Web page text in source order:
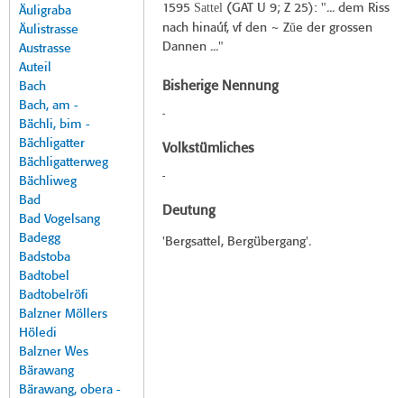
Äuligraba
Äulistrasse
Austrasse
Auteil
Bach
Bach, am -
Bächli, bim -
Bächligatter
Bächligatterweg
Bächliweg
Bad
Bad Vogelsang
Badegg
Badstoba
Badtobel
Badtobelröfi
Balzner Möllers
Höledi
Balzner Wes
Bärawang
Bärawang, obera -
1595 Sattel(GAT U 9; Z 25): "... dem Riss
nach hinaúf, vf den ~ Zŭe der grossen
Dannen ..."
Bisherige Nennung
-
Volkstümliches
-
Deutung
'Bergsattel, Bergübergang'.